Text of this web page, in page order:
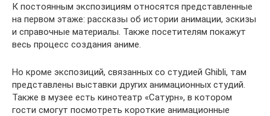
К постоянным экспозициям относятся представленные
на первом этаже: рассказы об истории анимации, эскизы
и справочные материалы. Также посетителям покажут
весь процесс создания аниме.
Но кроме экспозиций, связанных со студией Ghibli, там
представлены выставки других анимационных студий.
Также в музее есть кинотеатр «Сатурн», в котором
гости смогут посмотреть короткие анимационные